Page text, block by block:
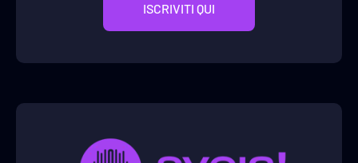
ISCRIVITI QUI